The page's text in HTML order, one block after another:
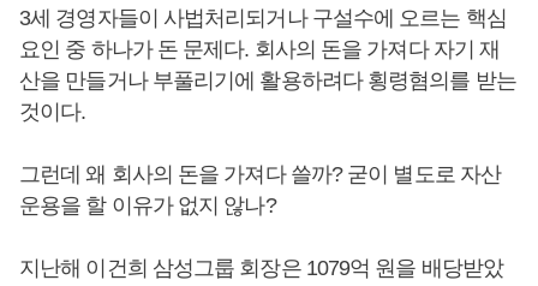
3세 경영자들이 사법처리되거나 구설수에 오르는 핵심
요인 중 하나가 돈 문제다. 회사의 돈을 가져다 자기 재
산을 만들거나 부풀리기에 활용하려다 횡령혐의를 받는
것이다.
그런데 왜 회사의 돈을 가져다 쓸까? 굳이 별도로 자산
운용을 할 이유가 없지 않나?
지난해 이건희 삼성그룹 회장은 1079억 원을 배당받았